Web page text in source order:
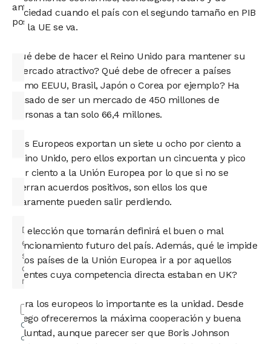
sociedad cuando el país con el segundo tamaño en PIB
de la UE se va.
Qué debe de hacer el Reino Unido para mantener su
mercado atractivo? Qué debe de ofrecer a países
como EEUU, Brasil, Japón o Corea por ejemplo? Ha
pasado de ser un mercado de 450 millones de
personas a tan solo 66,4 millones.
Los Europeos exportan un siete u ocho por ciento a
Reino Unido, pero ellos exportan un cincuenta y pico
por ciento a la Unión Europea por lo que si no se
cierran acuerdos positivos, son ellos los que
claramente pueden salir perdiendo.
La elección que tomarán definirá el buen o mal
funcionamiento futuro del país. Además, qué le impide
a los países de la Unión Europea ir a por aquellos
clientes cuya competencia directa estaban en UK?
Para los europeos lo importante es la unidad. Desde
luego ofreceremos la máxima cooperación y buena
voluntad, aunque parecer ser que Boris Johnson
antes
posible.
Confirmo
que he